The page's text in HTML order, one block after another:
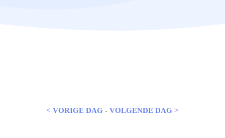
< VORIGE DAG - VOLGENDE DAG >